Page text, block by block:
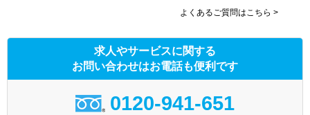
よくあるご質問はこちら >
求人やサービスに関する
お問い合わせはお電話も便利です
0120-941-651